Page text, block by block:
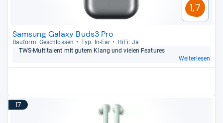
1,7
Samsung Galaxy Buds3 Pro
Bau­form: Geschlos­sen Typ: In-​Ear
HiFi: Ja
TWS-​Mul­ti­ta­lent mit gutem Klang und vie­len Fea­tu­res
Weiterlesen
17